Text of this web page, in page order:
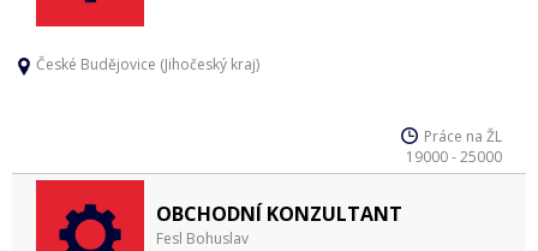
České Budějovice (Jihočeský kraj)
Práce na ŽL
19000 - 25000
OBCHODNÍ KONZULTANT
Fesl Bohuslav